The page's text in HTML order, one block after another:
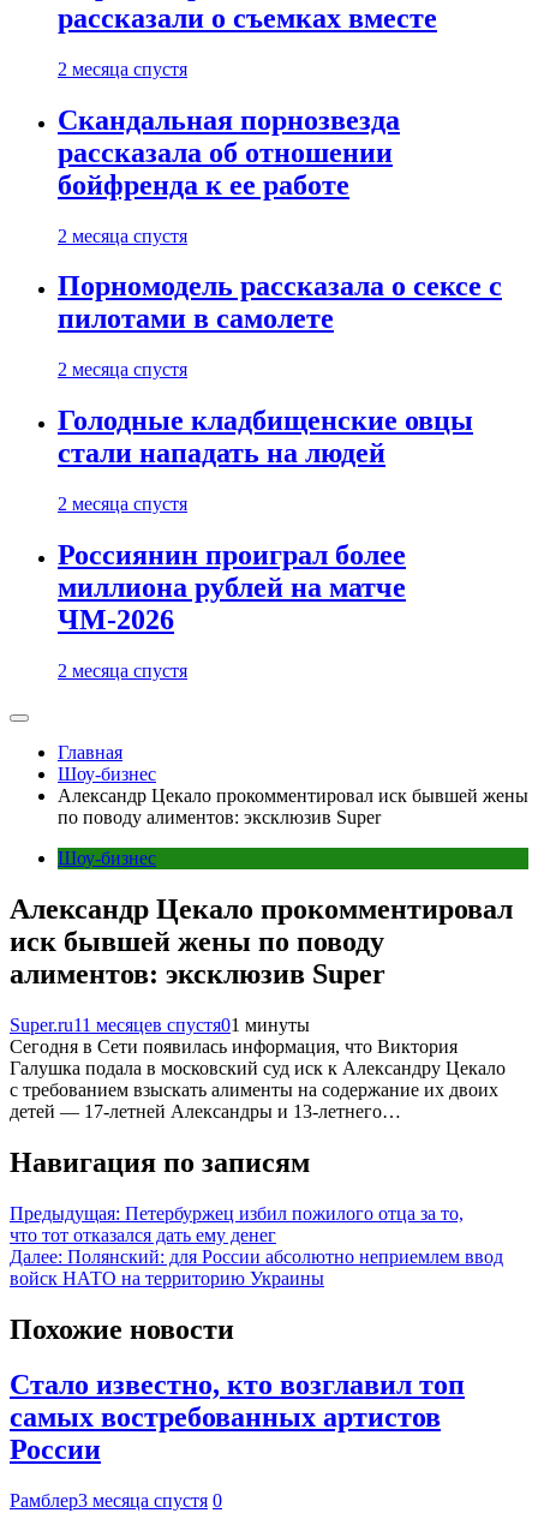
рассказали о съемках вместе
2 месяца спустя
Скандальная порнозвезда
рассказала об отношении
бойфренда к ее работе
2 месяца спустя
Порномодель рассказала о сексе с
пилотами в самолете
2 месяца спустя
Голодные кладбищенские овцы
стали нападать на людей
2 месяца спустя
Россиянин проиграл более
миллиона рублей на матче
ЧМ-2026
2 месяца спустя
Главная
Шоу-бизнес
Александр Цекало прокомментировал иск бывшей жены
по поводу алиментов: эксклюзив Super
Шоу-бизнес
Александр Цекало прокомментировал
иск бывшей жены по поводу
алиментов: эксклюзив Super
Super.ru11 месяцев спустя01 минуты
Сегодня в Сети появилась информация, что Виктория
Галушка подала в московский суд иск к Александру Цекало
с требованием взыскать алименты на содержание их двоих
детей — 17-летней Александры и 13-летнего…
Навигация по записям
Предыдущая: Петербуржец избил пожилого отца за то,
что тот отказался дать ему денег
Далее: Полянский: для России абсолютно неприемлем ввод
войск НАТО на территорию Украины
Похожие новости
Стало известно, кто возглавил топ
самых востребованных артистов
России
Рамблер3 месяца спустя 0